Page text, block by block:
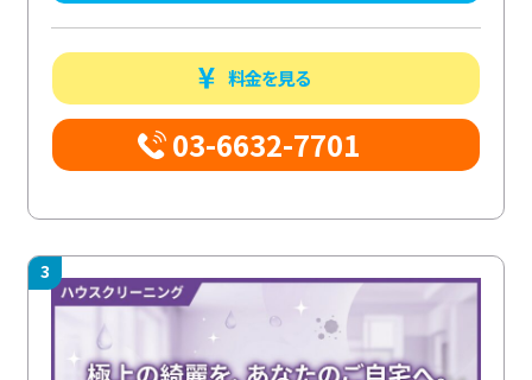
料金を見る
03-6632-7701
3